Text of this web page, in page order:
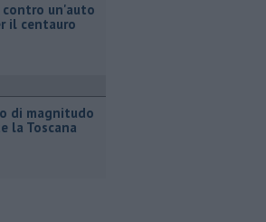
un'auto
il centauro
di magnitudo
la Toscana